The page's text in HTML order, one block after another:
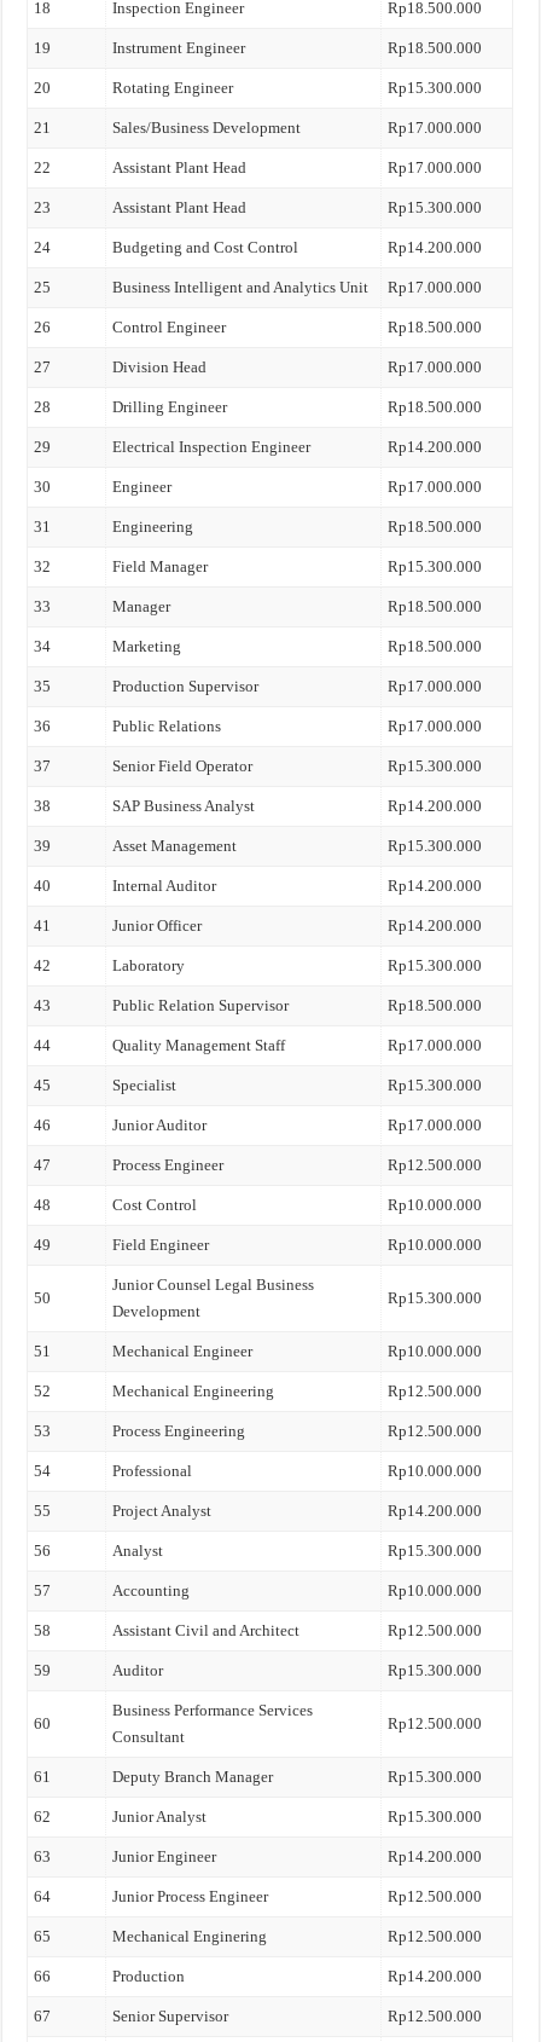
18 Inspection Engineer Rp18.500.000
19 Instrument Engineer Rp18.500.000
20 Rotating Engineer Rp15.300.000
21 Sales/Business Development Rp17.000.000
22 Assistant Plant Head Rp17.000.000
23 Assistant Plant Head Rp15.300.000
24 Budgeting and Cost Control Rp14.200.000
25 Business Intelligent and Analytics Unit Rp17.000.000
26 Control Engineer Rp18.500.000
27 Division Head Rp17.000.000
28 Drilling Engineer Rp18.500.000
29 Electrical Inspection Engineer Rp14.200.000
30 Engineer Rp17.000.000
31 Engineering Rp18.500.000
32 Field Manager Rp15.300.000
33 Manager Rp18.500.000
34 Marketing Rp18.500.000
35 Production Supervisor Rp17.000.000
36 Public Relations Rp17.000.000
37 Senior Field Operator Rp15.300.000
38 SAP Business Analyst Rp14.200.000
39 Asset Management Rp15.300.000
40 Internal Auditor Rp14.200.000
41 Junior Officer Rp14.200.000
42 Laboratory Rp15.300.000
43 Public Relation Supervisor Rp18.500.000
44 Quality Management Staff Rp17.000.000
45 Specialist Rp15.300.000
46 Junior Auditor Rp17.000.000
47 Process Engineer Rp12.500.000
48 Cost Control Rp10.000.000
49 Field Engineer Rp10.000.000
50
Junior Counsel Legal Business
Development
Rp15.300.000
51 Mechanical Engineer Rp10.000.000
52 Mechanical Engineering Rp12.500.000
53 Process Engineering Rp12.500.000
54 Professional Rp10.000.000
55 Project Analyst Rp14.200.000
56 Analyst Rp15.300.000
57 Accounting Rp10.000.000
58 Assistant Civil and Architect Rp12.500.000
59 Auditor Rp15.300.000
60
Business Performance Services
Consultant
Rp12.500.000
61 Deputy Branch Manager Rp15.300.000
62 Junior Analyst Rp15.300.000
63 Junior Engineer Rp14.200.000
64 Junior Process Engineer Rp12.500.000
65 Mechanical Enginering Rp12.500.000
66 Production Rp14.200.000
67 Senior Supervisor Rp12.500.000